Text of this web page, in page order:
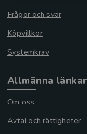
Frågor och svar
Köpvillkor
Systemkrav
Allmänna länkar
Om oss
Avtal och rättigheter